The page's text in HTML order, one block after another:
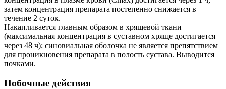
затем концентрация препарата постепенно снижается в
течение 2 суток.
Накапливается главным образом в хрящевой ткани
(максимальная концентрация в суставном хряще достигается
через 48 ч); синовиальная оболочка не является препятствием
для проникновения препарата в полость сустава. Выводится
почками.
Побочные действия